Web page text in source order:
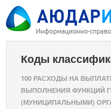
Коды
100 РАСХОДЫ НА
ВЫПОЛНЕНИЯ ФУНКЦИЙ
(МУНИЦИПАЛЬНЫМИ)